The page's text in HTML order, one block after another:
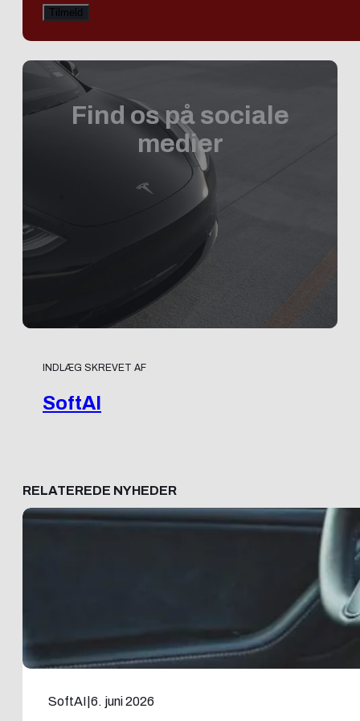
Find os på sociale
medier
INDLÆG SKREVET AF
SoftAI
RELATEREDE NYHEDER
SoftAI 6. juni 2026